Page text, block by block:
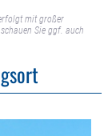
mit großer
Sie ggf. auch